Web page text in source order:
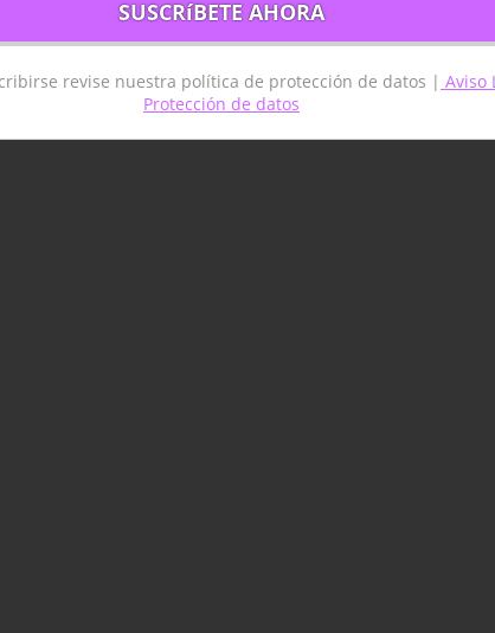
revise nuestra política de protección de datos | Aviso
Protección de datos